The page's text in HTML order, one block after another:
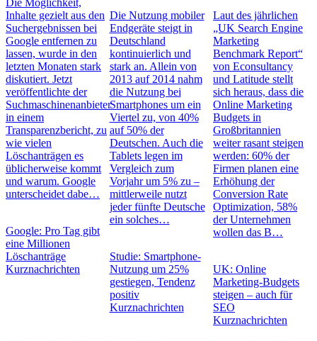
Die Möglichkeit,
Inhalte gezielt aus den
Suchergebnissen bei
Google entfernen zu
lassen, wurde in den
letzten Monaten stark
diskutiert. Jetzt
veröffentlichte der
Suchmaschinenanbieter
in einem
Transparenzbericht, zu
wie vielen
Löschanträgen es
üblicherweise kommt
und warum. Google
unterscheidet dabe…
Google: Pro Tag gibt
eine Millionen
Löschanträge
Kurznachrichten
Die Nutzung mobiler
Endgeräte steigt in
Deutschland
kontinuierlich und
stark an. Allein von
2013 auf 2014 nahm
die Nutzung bei
Smartphones um ein
Viertel zu, von 40%
auf 50% der
Deutschen. Auch die
Tablets legen im
Vergleich zum
Vorjahr um 5% zu –
mittlerweile nutzt
jeder fünfte Deutsche
ein solches…
Studie: Smartphone-
Nutzung um 25%
gestiegen, Tendenz
positiv
Kurznachrichten
Laut des jährlichen
„UK Search Engine
Marketing
Benchmark Report“
von Econsultancy
und Latitude stellt
sich heraus, dass die
Online Marketing
Budgets in
Großbritannien
weiter rasant steigen
werden: 60% der
Firmen planen eine
Erhöhung der
Conversion Rate
Optimization, 58%
der Unternehmen
wollen das B…
UK: Online
Marketing-Budgets
steigen – auch für
SEO
Kurznachrichten